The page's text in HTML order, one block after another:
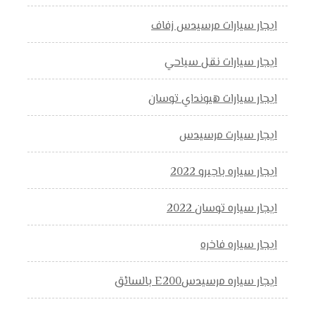
ايجار سيارات مرسيدس زفاف
ايجار سيارات نقل سياحي
ايجار سيارات هيونداي توسان
ايجار سيارت مرسيدس
ايجار سياره باجيرو 2022
ايجار سياره توسان 2022
ايجار سياره فاخره
ايجار سياره مرسيدسE200 بالسائق